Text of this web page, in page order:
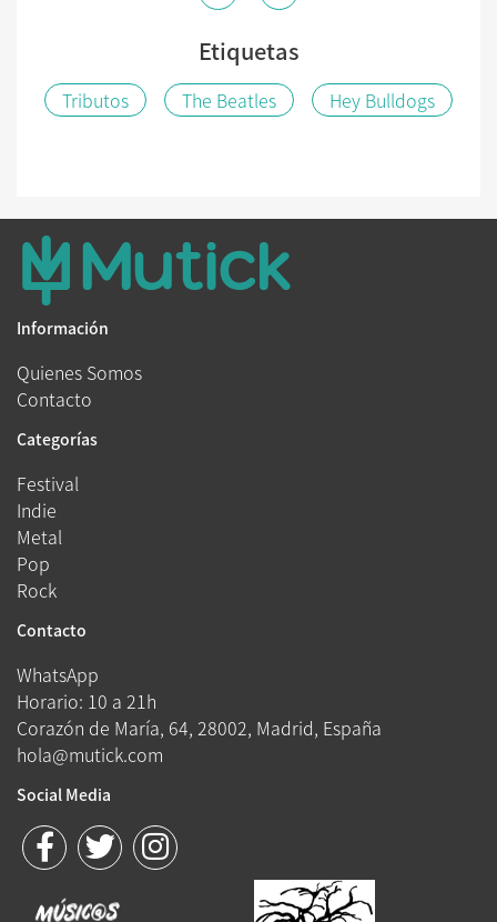
Etiquetas
Tributos The Beatles Hey Bulldogs
Información
Quienes Somos
Contacto
Categorías
Festival
Indie
Metal
Pop
Rock
Contacto
WhatsApp
Horario: 10 a 21h
Corazón de María, 64, 28002, Madrid, España
hola@mutick.com
Social Media